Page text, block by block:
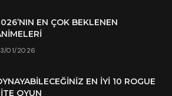
EN ÇOK BEKLENEN
01/2026
EN İYI 10 ROGUE
OYUN